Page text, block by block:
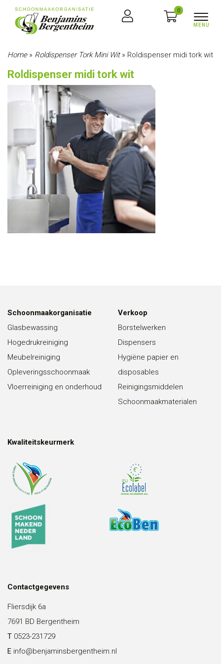
0
Home» Roldispenser Tork Mini Wit» Roldispenser midi tork wit
Roldispenser midi tork wit
Schoonmaakorganisatie
Glasbewassing
Hogedrukreiniging
Meubelreiniging
Opleveringsschoonmaak
Vloerreiniging en onderhoud
Verkoop
Borstelwerken
Dispensers
Hygiëne papier en
disposables
Reinigingsmiddelen
Schoonmaakmaterialen
Kwaliteitskeurmerk
Contactgegevens
Fliersdijk 6a
7691 BD Bergentheim
T 0523-231729
E info@benjaminsbergentheim.nl